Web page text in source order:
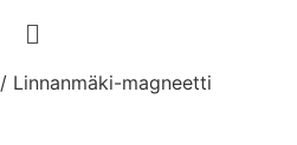
/ Linnanmäki-magneetti